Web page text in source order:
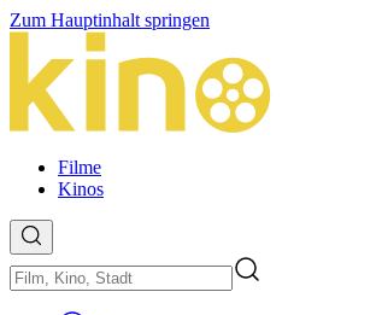
Zum Hauptinhalt springen
Filme
Kinos